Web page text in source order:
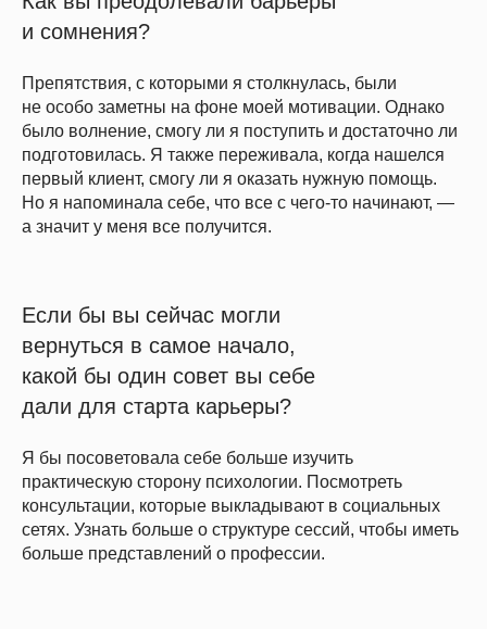
и сомнения?
Препятствия, с которыми я столкнулась, были
не особо заметны на фоне моей мотивации. Однако
было волнение, смогу ли я поступить и достаточно ли
подготовилась. Я также переживала, когда нашелся
первый клиент, смогу ли я оказать нужную помощь.
Но я напоминала себе, что все с чего-то начинают, —
а значит у меня все получится.
Если бы вы сейчас могли
вернуться в самое начало,
какой бы один совет вы себе
дали для старта карьеры?
Я бы посоветовала себе больше изучить
практическую сторону психологии. Посмотреть
консультации, которые выкладывают в социальных
сетях. Узнать больше о структуре сессий, чтобы иметь
больше представлений о профессии.